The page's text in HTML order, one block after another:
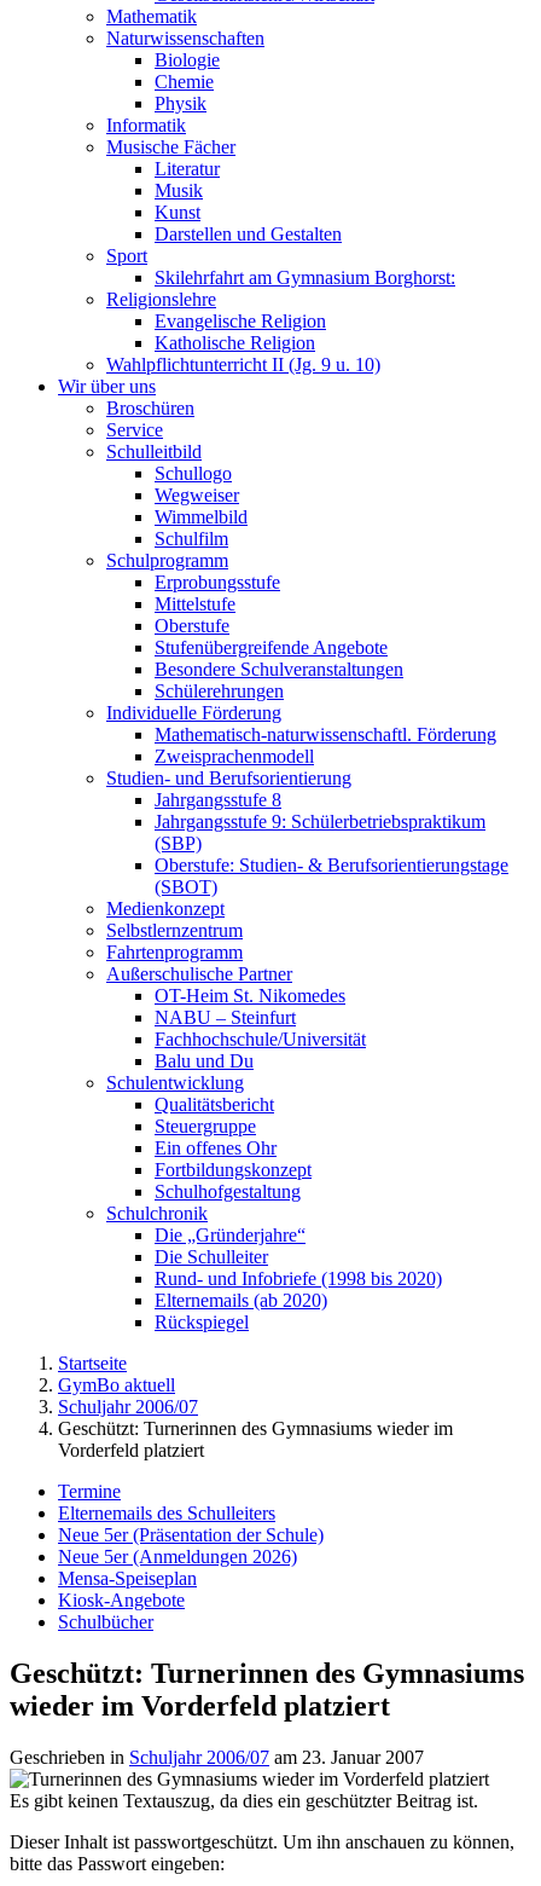
Mathematik
Naturwissenschaften
Biologie
Chemie
Physik
Informatik
Musische Fächer
Literatur
Musik
Kunst
Darstellen und Gestalten
Sport
Skilehrfahrt am Gymnasium Borghorst:
Religionslehre
Evangelische Religion
Katholische Religion
Wahlpflichtunterricht II (Jg. 9 u. 10)
Wir über uns
Broschüren
Service
Schulleitbild
Schullogo
Wegweiser
Wimmelbild
Schulfilm
Schulprogramm
Erprobungsstufe
Mittelstufe
Oberstufe
Stufenübergreifende Angebote
Besondere Schulveranstaltungen
Schülerehrungen
Individuelle Förderung
Mathematisch-naturwissenschaftl. Förderung
Zweisprachenmodell
Studien- und Berufsorientierung
Jahrgangsstufe 8
Jahrgangsstufe 9: Schülerbetriebspraktikum
(SBP)
Oberstufe: Studien- & Berufsorientierungstage
(SBOT)
Medienkonzept
Selbstlernzentrum
Fahrtenprogramm
Außerschulische Partner
OT-Heim St. Nikomedes
NABU – Steinfurt
Fachhochschule/Universität
Balu und Du
Schulentwicklung
Qualitätsbericht
Steuergruppe
Ein offenes Ohr
Fortbildungskonzept
Schulhofgestaltung
Schulchronik
Die „Gründerjahre“
Die Schulleiter
Rund- und Infobriefe (1998 bis 2020)
Elternemails (ab 2020)
Rückspiegel
Startseite
GymBo aktuell
Schuljahr 2006/07
Geschützt: Turnerinnen des Gymnasiums wieder im
Vorderfeld platziert
Termine
Elternemails des Schulleiters
Neue 5er (Präsentation der Schule)
Neue 5er (Anmeldungen 2026)
Mensa-Speiseplan
Kiosk-Angebote
Schulbücher
Geschützt: Turnerinnen des Gymnasiums
wieder im Vorderfeld platziert
Geschrieben in Schuljahr 2006/07 am 23. Januar 2007
Es gibt keinen Textauszug, da dies ein geschützter Beitrag ist.
Dieser Inhalt ist passwortgeschützt. Um ihn anschauen zu können,
bitte das Passwort eingeben: